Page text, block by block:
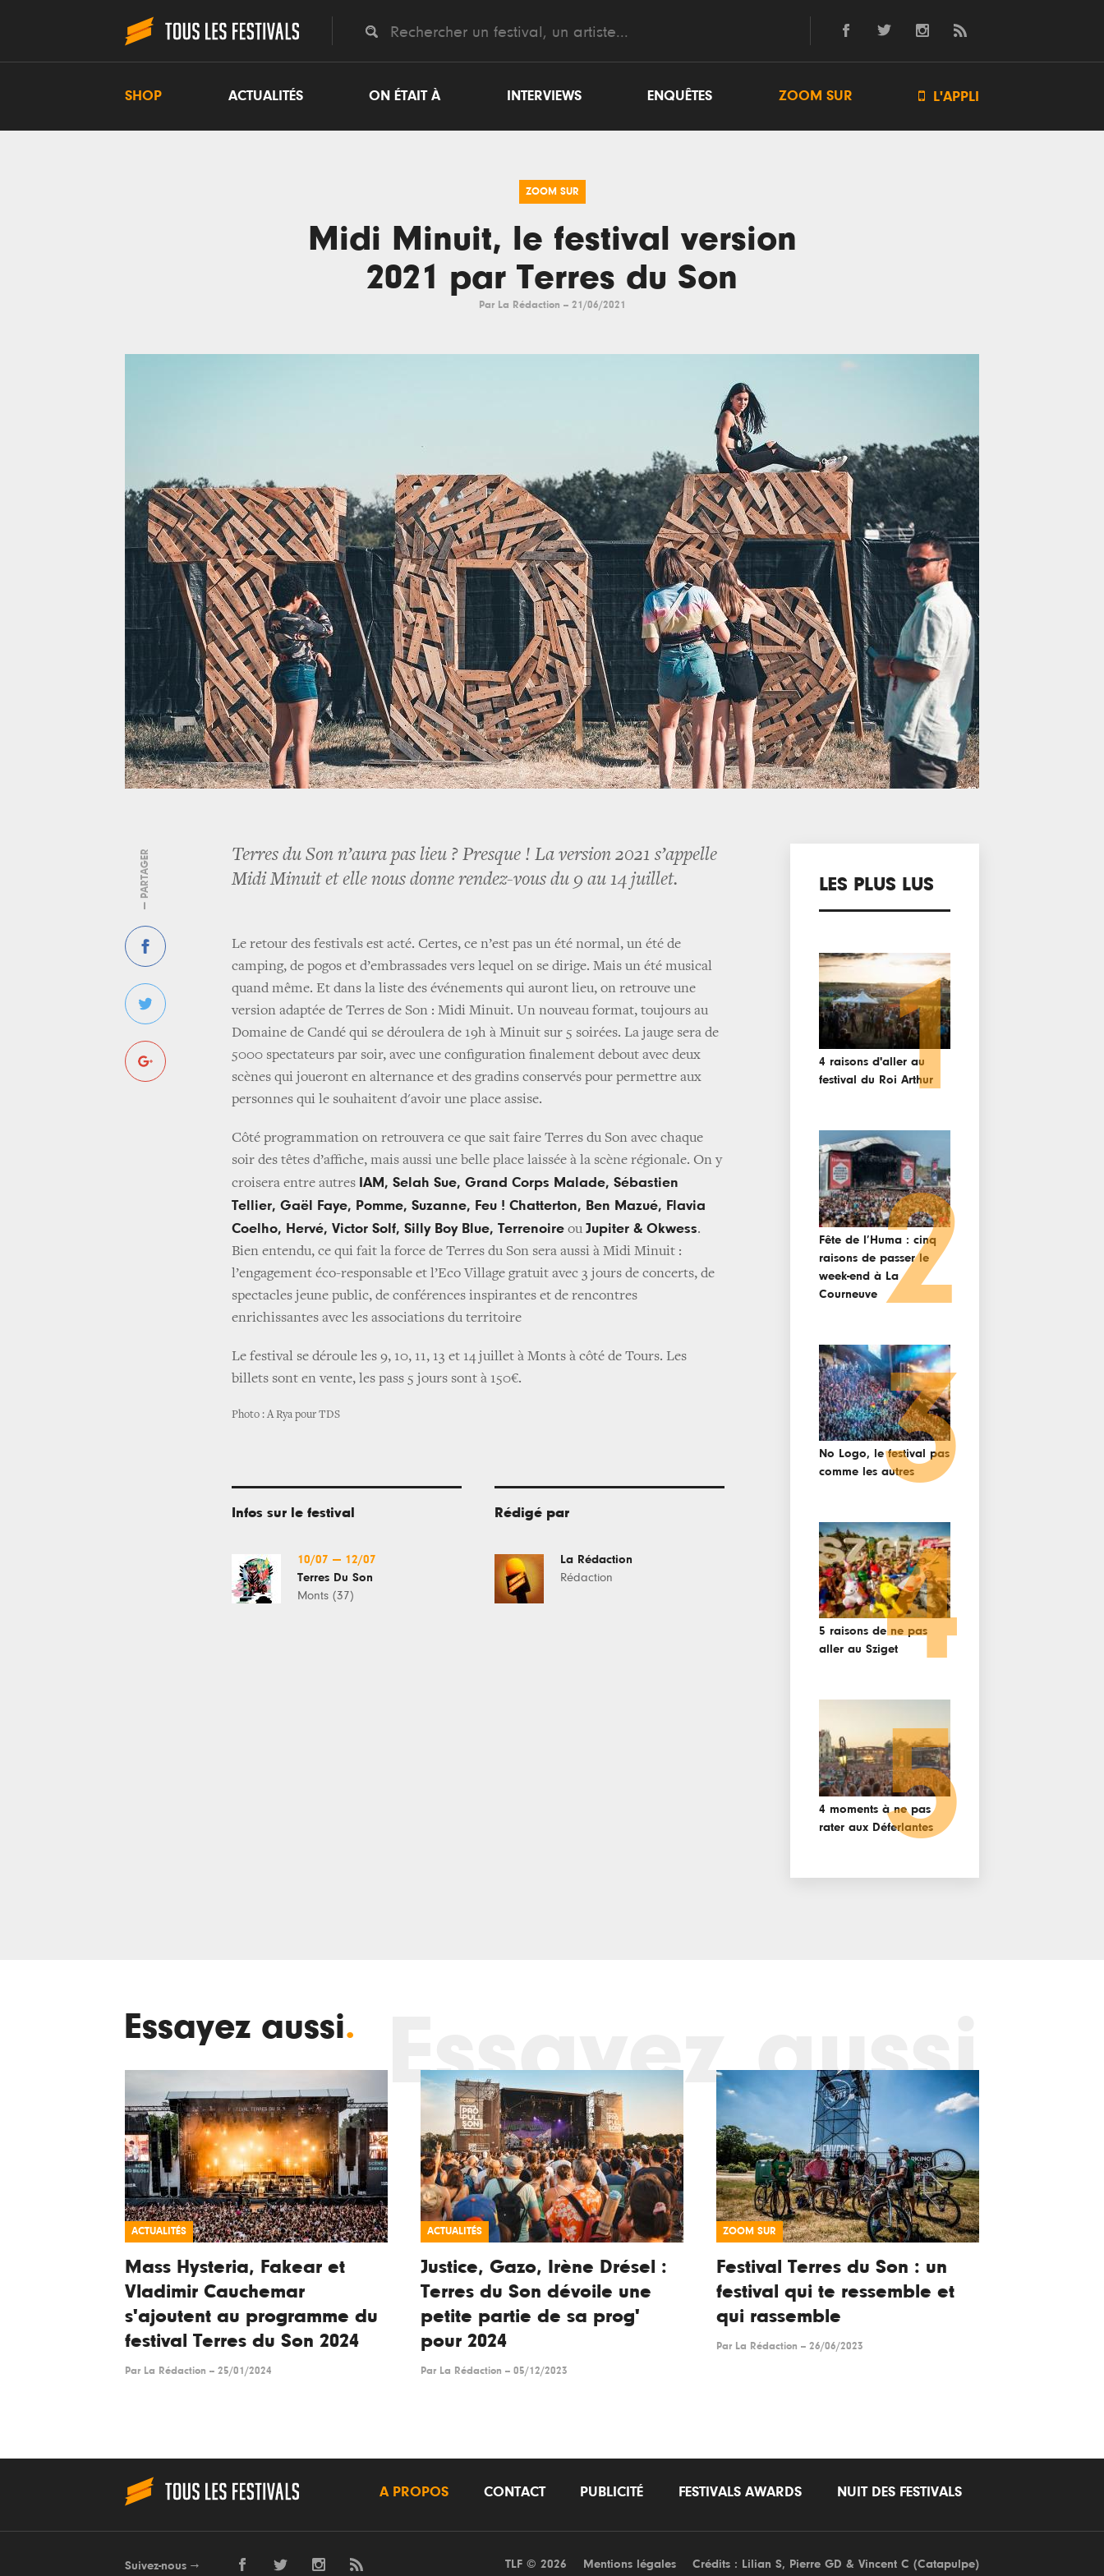
SHOP ACTUALITÉS ON ÉTAIT À INTERVIEWS ENQUÊTES ZOOM SUR  L'APPLI
ZOOM SUR
Midi Minuit, le festival version
2021 par Terres du Son
Par La Rédaction -- 21/06/2021
— PARTAGER
Terres du Son n’aura pas lieu ? Presque ! La version 2021 s’appelle
Midi Minuit et elle nous donne rendez-vous du 9 au 14 juillet.
Le retour des festivals est acté. Certes, ce n’est pas un été normal, un été de
camping, de pogos et d’embrassades vers lequel on se dirige. Mais un été musical
quand même. Et dans la liste des événements qui auront lieu, on retrouve une
version adaptée de Terres de Son : Midi Minuit. Un nouveau format, toujours au
Domaine de Candé qui se déroulera de 19h à Minuit sur 5 soirées. La jauge sera de
5000 spectateurs par soir, avec une configuration finalement debout avec deux
scènes qui joueront en alternance et des gradins conservés pour permettre aux
personnes qui le souhaitent d'avoir une place assise.
Côté programmation on retrouvera ce que sait faire Terres du Son avec chaque
soir des têtes d’affiche, mais aussi une belle place laissée à la scène régionale. On y
croisera entre autres IAM, Selah Sue, Grand Corps Malade, Sébastien
Tellier, Gaël Faye, Pomme, Suzanne, Feu ! Chatterton, Ben Mazué, Flavia
Coelho, Hervé, Victor Solf, Silly Boy Blue, Terrenoire ou Jupiter & Okwess.
Bien entendu, ce qui fait la force de Terres du Son sera aussi à Midi Minuit :
l’engagement éco-responsable et l’Eco Village gratuit avec 3 jours de concerts, de
spectacles jeune public, de conférences inspirantes et de rencontres
enrichissantes avec les associations du territoire
Le festival se déroule les 9, 10, 11, 13 et 14 juillet à Monts à côté de Tours. Les
billets sont en vente, les pass 5 jours sont à 150€.
Photo : A Rya pour TDS
Infos sur le festival
10/07 — 12/07
Terres Du Son
Monts (37)
Rédigé par
La Rédaction
Rédaction
LES PLUS LUS
4 raisons d'aller au
festival du Roi Arthur
1
Fête de l’Huma : cinq
raisons de passer le
week-end à La
Courneuve 2
No Logo, le festival pas
comme les autres3
5 raisons de ne pas
aller au Sziget4
4 moments à ne pas
rater aux Déferlantes
5
Essayez aussi. Essayez aussi
ACTUALITÉS
Mass Hysteria, Fakear et
Vladimir Cauchemar
s'ajoutent au programme du
festival Terres du Son 2024
Par La Rédaction -- 25/01/2024
ACTUALITÉS
Justice, Gazo, Irène Drésel :
Terres du Son dévoile une
petite partie de sa prog'
pour 2024
Par La Rédaction -- 05/12/2023
ZOOM SUR
Festival Terres du Son : un
festival qui te ressemble et
qui rassemble
Par La Rédaction -- 26/06/2023
A PROPOS CONTACT PUBLICITÉ FESTIVALS AWARDS NUIT DES FESTIVALS
Suivez-nous → TLF © 2026 Mentions légales Crédits : Lilian S, Pierre GD & Vincent C (Catapulpe)